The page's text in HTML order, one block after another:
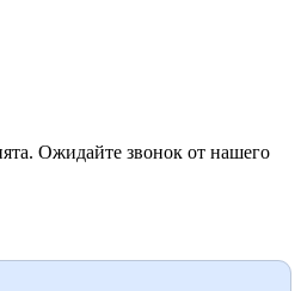
Ожидайте звонок от нашего